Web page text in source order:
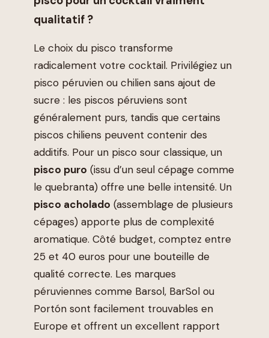
qualitatif ?
Le choix du pisco transforme
radicalement votre cocktail. Privilégiez un
pisco péruvien ou chilien sans ajout de
sucre : les piscos péruviens sont
généralement purs, tandis que certains
piscos chiliens peuvent contenir des
additifs. Pour un pisco sour classique, un
pisco puro (issu d’un seul cépage comme
le quebranta) offre une belle intensité. Un
pisco acholado (assemblage de plusieurs
cépages) apporte plus de complexité
aromatique. Côté budget, comptez entre
25 et 40 euros pour une bouteille de
qualité correcte. Les marques
péruviennes comme Barsol, BarSol ou
Portón sont facilement trouvables en
Europe et offrent un excellent rapport